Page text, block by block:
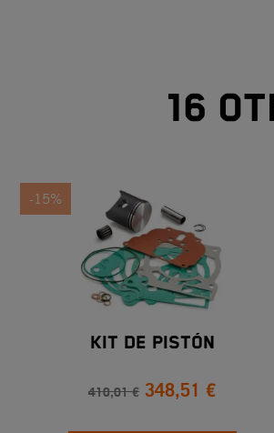
16
-15%
Kit De Pistón
410,01 € 348,51 €